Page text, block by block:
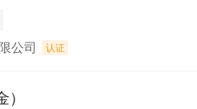
公司 认证